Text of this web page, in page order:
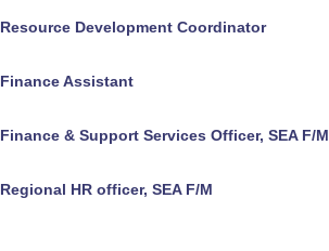
Resource Development Coordinator
Finance Assistant
Finance & Support Services Officer, SEA F/M
Regional HR officer, SEA F/M